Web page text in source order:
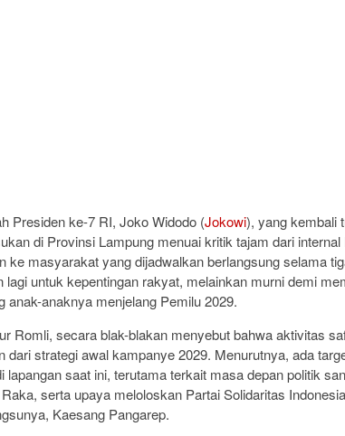
Presiden ke-7 RI, Joko Widodo (Jokowi), yang kembali
di Provinsi Lampung menuai kritik tajam dari
ke masyarakat yang dijadwalkan berlangsung selama
lagi untuk kepentingan rakyat, melainkan murni demi
anak-anaknya menjelang Pemilu 2029.
Romli, secara blak-blakan menyebut bahwa aktivitas
dari strategi awal kampanye 2029. Menurutnya, ada
lapangan saat ini, terutama terkait masa depan politik
serta upaya meloloskan Partai Solidaritas
Kaesang Pangarep.